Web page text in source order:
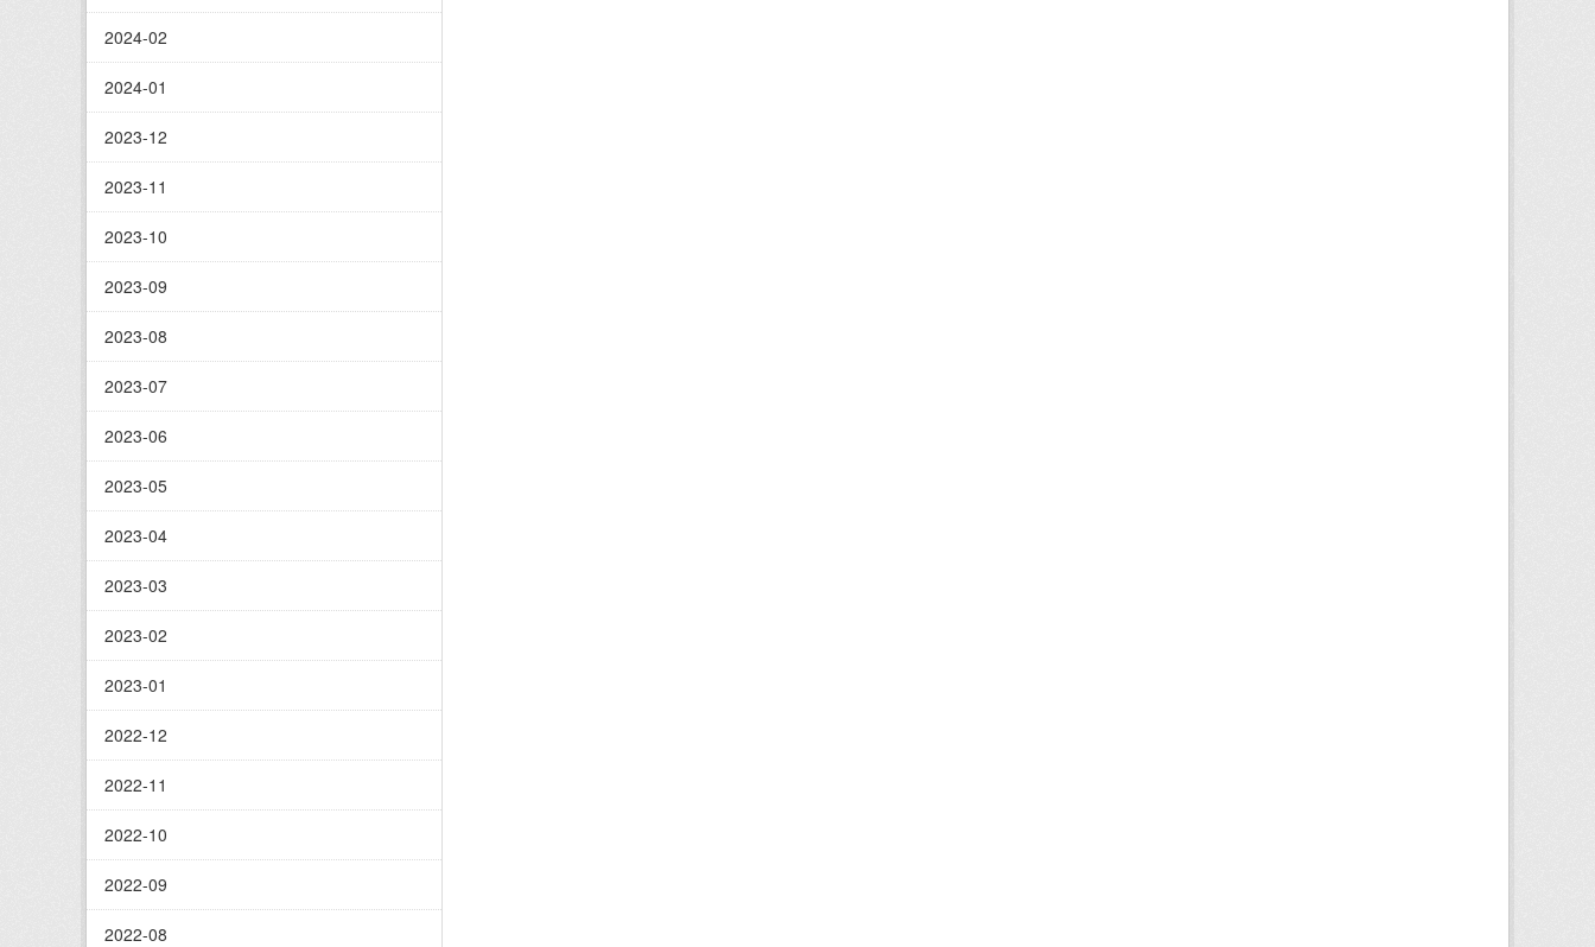
2024-02
2024-01
2023-12
2023-11
2023-10
2023-09
2023-08
2023-07
2023-06
2023-05
2023-04
2023-03
2023-02
2023-01
2022-12
2022-11
2022-10
2022-09
2022-08